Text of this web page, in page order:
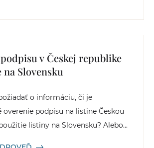
v Českej republike
Slovensku
o informáciu, či je
overenie podpisu na listine Českou
listiny na Slovensku? Alebo...